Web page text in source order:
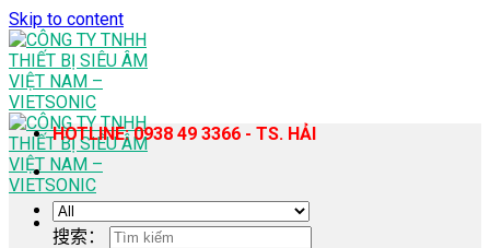
Skip to content
HOTLINE: 0938 49 3366 - TS. HẢI
搜索：